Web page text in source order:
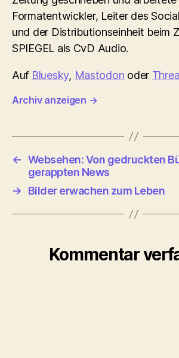
Formatentwickler, Leiter des
und der Distributionseinheit beim
SPIEGEL als CvD Audio.
Auf Bluesky, Mastodon oder
Archiv anzeigen →
← Websehen: Von gedruckten
gerappten News
→
Bilder erwachen zum Leben
Kommentar